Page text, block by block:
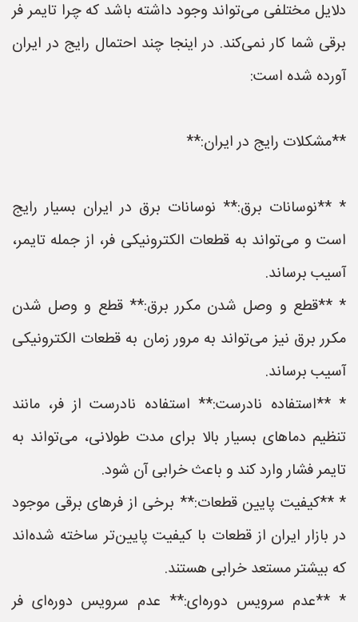
دلایل مختلفی می‌تواند وجود داشته باشد که چرا تایمر فر
برقی شما کار نمی‌کند. در اینجا چند احتمال رایج در ایران
آورده شده است:
**مشکلات رایج در ایران:**
* **نوسانات برق:** نوسانات برق در ایران بسیار رایج
است و می‌تواند به قطعات الکترونیکی فر، از جمله تایمر،
آسیب برساند.
* **قطع و وصل شدن مکرر برق:** قطع و وصل شدن
مکرر برق نیز می‌تواند به مرور زمان به قطعات الکترونیکی
آسیب برساند.
* **استفاده نادرست:** استفاده نادرست از فر، مانند
تنظیم دماهای بسیار بالا برای مدت طولانی، می‌تواند به
تایمر فشار وارد کند و باعث خرابی آن شود.
* **کیفیت پایین قطعات:** برخی از فرهای برقی موجود
در بازار ایران از قطعات با کیفیت پایین‌تر ساخته شده‌اند
که بیشتر مستعد خرابی هستند.
* **عدم سرویس دوره‌ای:** عدم سرویس دوره‌ای فر